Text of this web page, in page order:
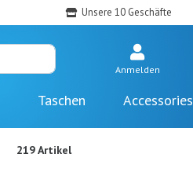
Unsere 10 Geschäfte
Anmelden
Taschen Accessories
219 Artikel